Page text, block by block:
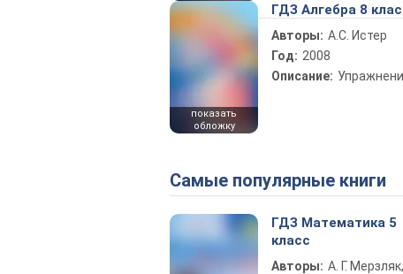
показать
обложку
ГДЗ Алгебра 8
Авторы: А.С. Истер
Год: 2008
Описание:
Самые популярные книги
ГДЗ Математика 5
класс
Авторы: А. Г.